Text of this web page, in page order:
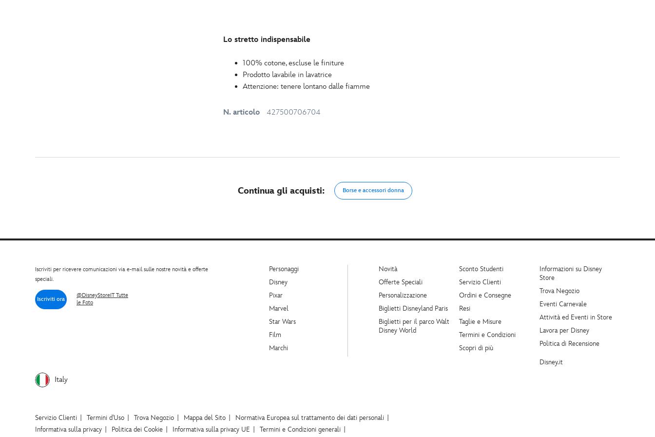
Lo stretto indispensabile
100% cotone, escluse le finiture
Prodotto lavabile in lavatrice
Attenzione: tenere lontano dalle fiamme
N. articolo 427500706704
Continua gli acquisti: Borse e accessori donna
Iscriviti per ricevere comunicazioni via e-mail sulle nostre novità e offerte
speciali.
Iscriviti ora
@DisneyStoreIT Tutte
le Foto
Italy
Personaggi
Disney
Pixar
Marvel
Star Wars
Film
Marchi
Novità
Offerte Speciali
Personalizzazione
Biglietti Disneyland Paris
Biglietti per il parco Walt
Disney World
Sconto Studenti
Servizio Clienti
Ordini e Consegne
Resi
Taglie e Misure
Termini e Condizioni
Scopri di più
Informazioni su Disney
Store
Trova Negozio
Eventi Carnevale
Attività ed Eventi in Store
Lavora per Disney
Politica di Recensione
Disney.it
Servizio Clienti Termini d'Uso Trova Negozio Mappa del Sito
Normativa Europea sul trattamento dei dati personali
Informativa sulla privacy
Politica dei Cookie Informativa sulla privacy UE Termini e Condizioni generali